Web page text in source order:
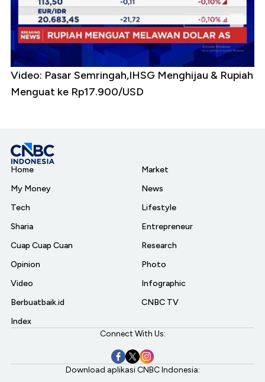
Video: Pasar Semringah,IHSG Menghijau & Rupiah
Menguat ke Rp17.900/USD
Home
My Money
Tech
Sharia
Cuap Cuap Cuan
Opinion
Video
Berbuatbaik.id
Index
Market
News
Lifestyle
Entrepreneur
Research
Photo
Infographic
CNBC TV
Connect With Us:
Download aplikasi CNBC Indonesia: